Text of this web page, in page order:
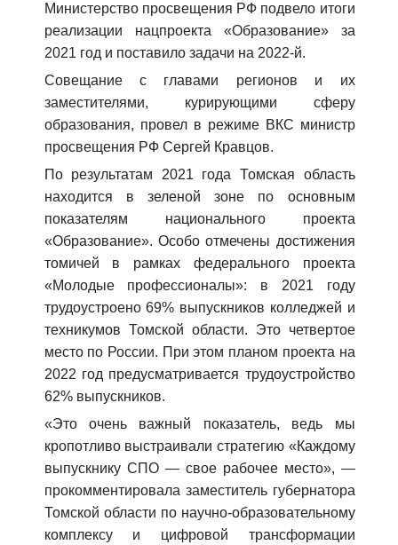
Министерство просвещения РФ подвело итоги
реализации нацпроекта «Образование» за
2021 год и поставило задачи на 2022-й.
Совещание с главами регионов и их
заместителями, курирующими сферу
образования, провел в режиме ВКС министр
просвещения РФ Сергей Кравцов.
По результатам 2021 года Томская область
находится в зеленой зоне по основным
показателям национального проекта
«Образование». Особо отмечены достижения
томичей в рамках федерального проекта
«Молодые профессионалы»: в 2021 году
трудоустроено 69% выпускников колледжей и
техникумов Томской области. Это четвертое
место по России. При этом планом проекта на
2022 год предусматривается трудоустройство
62% выпускников.
«Это очень важный показатель, ведь мы
кропотливо выстраивали стратегию «Каждому
выпускнику СПО — свое рабочее место», —
прокомментировала заместитель губернатора
Томской области по научно-образовательному
комплексу и цифровой трансформации